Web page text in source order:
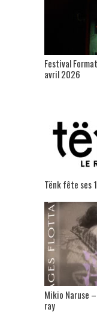
Festival
avril 2026
Tënk fête ses
Mikio Naruse
ray